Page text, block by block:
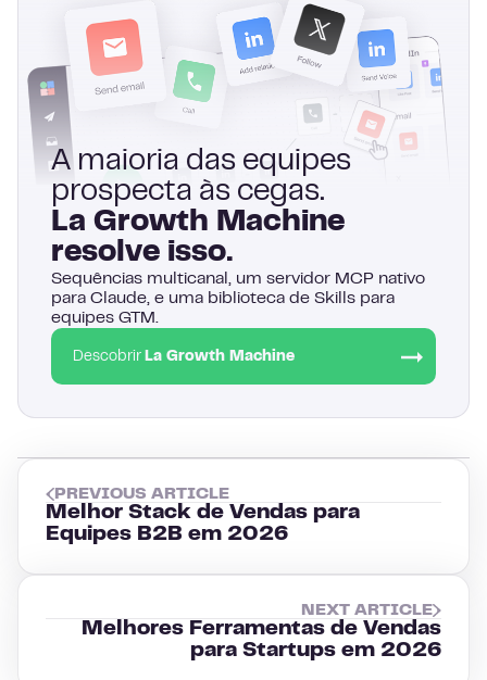
A maioria das equipes
prospecta às cegas.
La Growth Machine
resolve isso.
Sequências multicanal, um servidor MCP nativo
para Claude, e uma biblioteca de Skills para
equipes GTM.
Descobrir La Growth Machine
PREVIOUS ARTICLE
Melhor Stack de Vendas para
Equipes B2B em 2026
NEXT ARTICLE
Melhores Ferramentas de Vendas
para Startups em 2026